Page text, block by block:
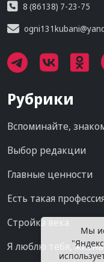
8 (86138) 7-23-75
Рубрики
Вспоминайте,
Выбор редакции
Главные ценности
Есть такая
Стройка века
Я люблю тебя, жизнь
Мы